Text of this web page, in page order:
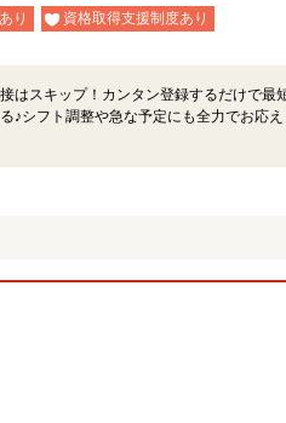
り 資格取得支援制度あり
はスキップ！カンタン登録するだけで最
♪シフト調整や急な予定にも全力でお応